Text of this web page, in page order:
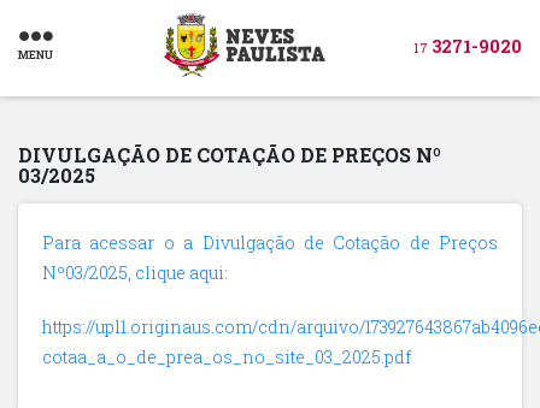
MENU 17 3271-9020
DIVULGAÇÃO DE COTAÇÃO DE PREÇOS Nº
03/2025
Para acessar o a Divulgação de Cotação de Preços
Nº03/2025, clique aqui:
https://upl1.originaus.com/cdn/arquivo/
cotaa_a_o_de_prea_os_no_site_03_2025.pdf